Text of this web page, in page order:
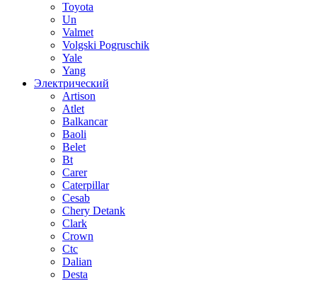
Toyota
Un
Valmet
Volgski Pogruschik
Yale
Yang
Электрический
Artison
Atlet
Balkancar
Baoli
Belet
Bt
Carer
Caterpillar
Cesab
Chery Detank
Clark
Crown
Ctc
Dalian
Desta